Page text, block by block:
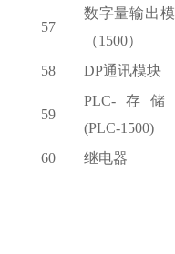
57
数字量输出
（1500）
58
DP通讯模块
59
PLC-存储
(PLC-1500)
60 继电器